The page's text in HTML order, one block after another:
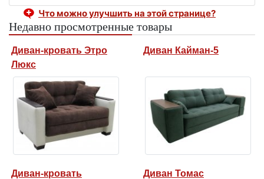
Что можно улучшить на этой странице?
Недавно просмотренные товары
Диван-кровать Этро
Люкс
Диван Кайман-5
Диван-кровать
Диван Томас